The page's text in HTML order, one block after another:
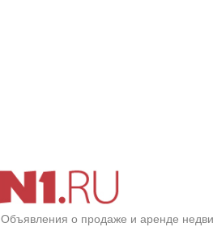
Объявления о продаже и аренде